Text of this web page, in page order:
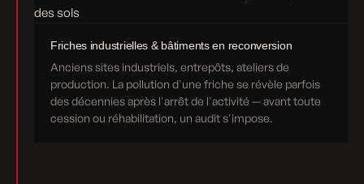
Friches industrielles & bâtiments en reconversion
Anciens sites industriels, entrepôts, ateliers de
production. La pollution d'une friche se révèle parfois
des décennies après l'arrêt de l'activité — avant toute
cession ou réhabilitation, un audit s'impose.